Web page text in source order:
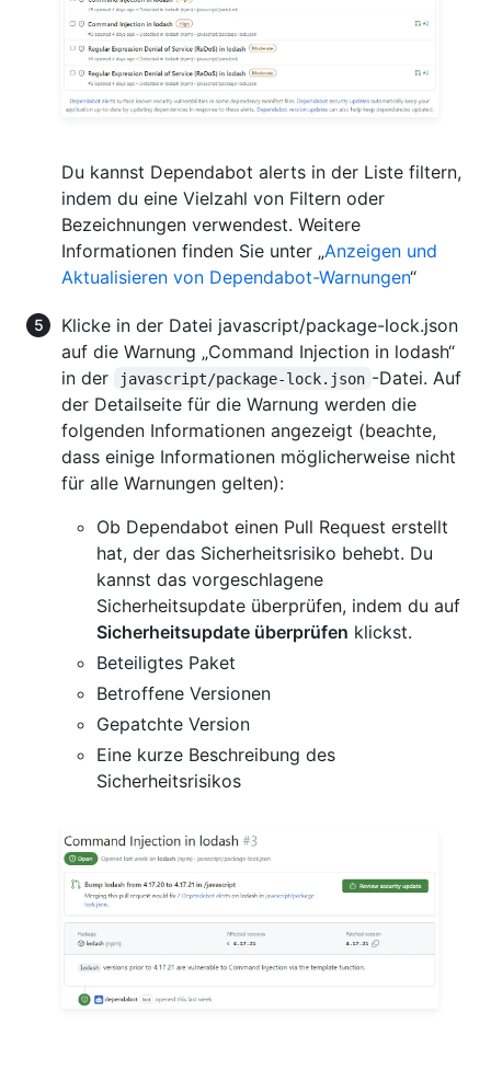
Du kannst Dependabot alerts in der Liste filtern,
indem du eine Vielzahl von Filtern oder
Bezeichnungen verwendest. Weitere
Informationen finden Sie unter „Anzeigen und
Aktualisieren von Dependabot-Warnungen“
Klicke in der Datei javascript/package-lock.json
auf die Warnung „Command Injection in lodash“
in der
javascript/package-lock.json -Datei. Auf
der Detailseite für die Warnung werden die
folgenden Informationen angezeigt (beachte,
dass einige Informationen möglicherweise nicht
für alle Warnungen gelten):
Ob Dependabot einen Pull Request erstellt
hat, der das Sicherheitsrisiko behebt. Du
kannst das vorgeschlagene
Sicherheitsupdate überprüfen, indem du auf
Sicherheitsupdate überprüfen klickst.
Beteiligtes Paket
Betroffene Versionen
Gepatchte Version
Eine kurze Beschreibung des
Sicherheitsrisikos